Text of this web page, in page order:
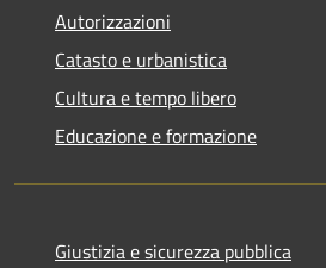
Autorizzazioni
Catasto e urbanistica
Cultura e tempo libero
Educazione e formazione
Giustizia e sicurezza pubblica